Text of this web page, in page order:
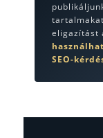
eligazítást
SEO-